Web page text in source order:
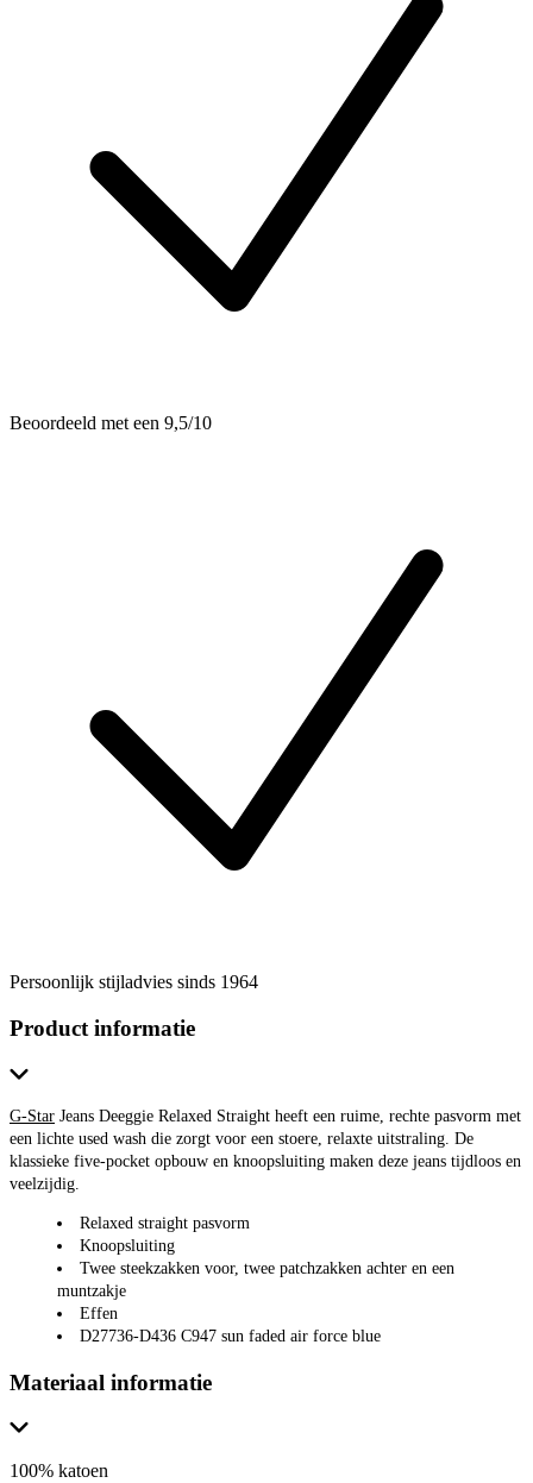
Beoordeeld met een 9,5/10
Persoonlijk stijladvies sinds 1964
Product informatie
G-Star Jeans Deeggie Relaxed Straight heeft een ruime, rechte pasvorm met
een lichte used wash die zorgt voor een stoere, relaxte uitstraling. De
klassieke five-pocket opbouw en knoopsluiting maken deze jeans tijdloos en
veelzijdig.
Relaxed straight pasvorm
Knoopsluiting
Twee steekzakken voor, twee patchzakken achter en een
muntzakje
Effen
D27736-D436 C947 sun faded air force blue
Materiaal informatie
100% katoen